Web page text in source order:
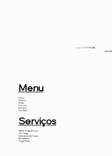
ANA CUDIN YOGA
Menu
Início
Quem
Aulas
Preços
Blogue
Contato
Serviços
Hatha Yoga & Flow
Yin Yoga
Sivanananda Yoga
Meditação
Yoga Nidra